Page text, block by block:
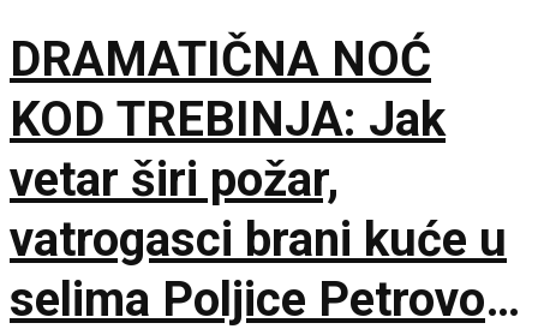
DRAMATIČNA NOĆ
KOD TREBINJA: Jak
vetar širi požar,
vatrogasci brani kuće u
selima Poljice Petrovo i